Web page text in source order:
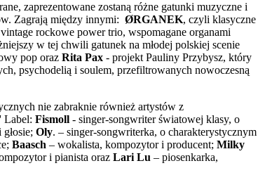
zaprezentowane zostaną różne gatunki muzyczne i
Zagrają między innymi: ØRGANEK, czyli klasyczne
rockowe power trio, wspomagane organami
w tej chwili gatunek na młodej polskiej scenie
pop oraz Rita Pax - projekt Pauliny Przybysz, który
psychodelią i soulem, przefiltrowanych nowoczesną
nie zabraknie również artystów z
Label: Fismoll - singer-songwriter światowej klasy, o
Oly. – singer-songwriterka, o charakterystycznym
Baasch – wokalista, kompozytor i producent; Milky
i pianista oraz Lari Lu – piosenkarka,